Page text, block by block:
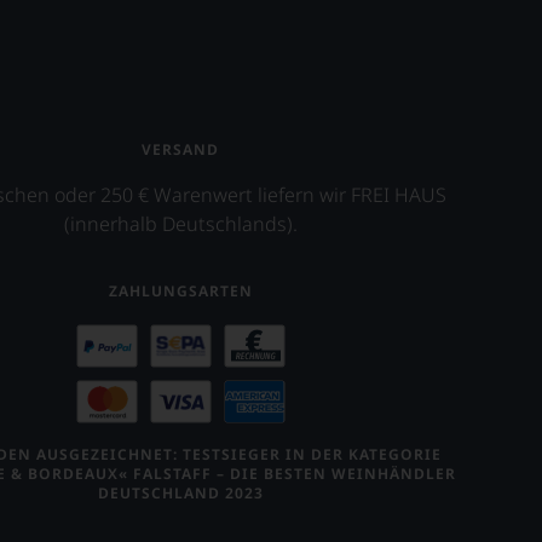
VERSAND
oder 250 € Warenwert liefern wir FREI HAUS
(innerhalb Deutschlands).
ZAHLUNGSARTEN
AUSGEZEICHNET: TESTSIEGER IN DER KATEGORIE
BORDEAUX« FALSTAFF – DIE BESTEN WEINHÄNDLER
DEUTSCHLAND 2023